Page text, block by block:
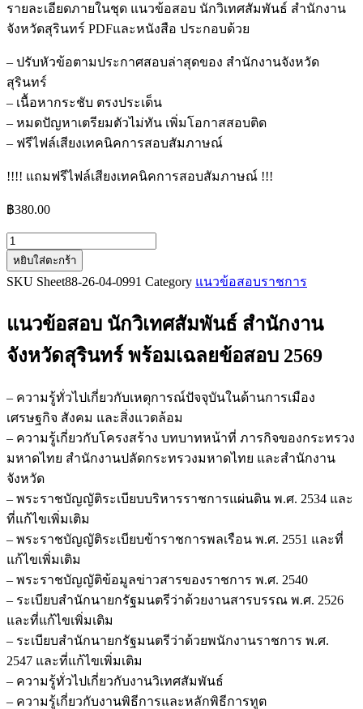
รายละเอียดภายในชุด แนวข้อสอบ นักวิเทศสัมพันธ์ สำนักงาน
จังหวัดสุรินทร์ PDFและหนังสือ ประกอบด้วย
– ปรับหัวข้อตามประกาศสอบล่าสุดของ สำนักงานจังหวัด
สุรินทร์
– เนื้อหากระชับ ตรงประเด็น
– หมดปัญหาเตรียมตัวไม่ทัน เพิ่มโอกาสสอบติด
– ฟรีไฟล์เสียงเทคนิคการสอบสัมภาษณ์
!!!! แถมฟรีไฟล์เสียงเทคนิคการสอบสัมภาษณ์ !!!
฿380.00
จำนวน
แนว
ข้อสอบ
วิเทศสัมพันธ์
สำนักงาน
จังหวัด
ชิ้น
หยิบใส่ตะกร้า
SKU Sheet88-26-04-0991 Category แนวข้อสอบราชการ
แนวข้อสอบ นักวิเทศสัมพันธ์ สำนักงาน
จังหวัดสุรินทร์พร้อมเฉลยข้อสอบ 2569
– ความรู้ทั่วไปเกี่ยวกับเหตุการณ์ปัจจุบันในด้านการเมือง
เศรษฐกิจ สังคม และสิ่งแวดล้อม
– ความรู้เกี่ยวกับโครงสร้าง บทบาทหน้าที่ ภารกิจของกระทรวง
มหาดไทย สำนักงานปลัดกระทรวงมหาดไทย และสำนักงาน
จังหวัด
– พระราชบัญญัติระเบียบบริหารราชการแผ่นดิน พ.ศ. 2534 และ
ที่แก้ไขเพิ่มเติม
– พระราชบัญญัติระเบียบข้าราชการพลเรือน พ.ศ. 2551 และที่
แก้ไขเพิ่มเติม
– พระราชบัญญัติข้อมูลข่าวสารของราชการ พ.ศ. 2540
– ระเบียบสำนักนายกรัฐมนตรีว่าด้วยงานสารบรรณ พ.ศ. 2526
และที่แก้ไขเพิ่มเติม
– ระเบียบสำนักนายกรัฐมนตรีว่าด้วยพนักงานราชการ พ.ศ.
2547 และที่แก้ไขเพิ่มเติม
– ความรู้ทั่วไปเกี่ยวกับงานวิเทศสัมพันธ์
– ความรู้เกี่ยวกับงานพิธีการและหลักพิธีการทูต